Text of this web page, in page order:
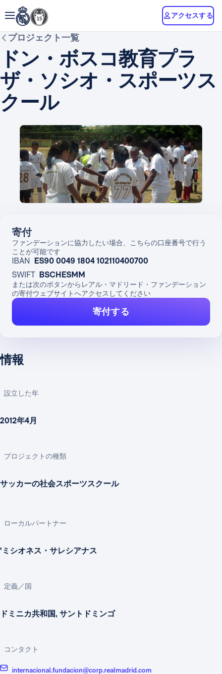
アクセスする
プロジェクト一覧
ドン・ボスコ教育プラ
ザ・ソシオ・スポーツス
クール
情報
設立した年
2012年4月
プロジェクトの種類
サッカーの社会スポーツスクール
ローカルパートナー
'ミシオネス・サレシアナス
定義／国
ドミニカ共和国, サントドミンゴ
コンタクト
internacional.fundacion@corp.realmadrid.com
寄付
ファンデーションに協力したい場合、こちらの口座番号で行う
ことが可能です
IBAN ES90 0049 1804 102110400700
SWIFT BSCHESMM
または次のボタンからレアル・マドリード・ファンデーション
の寄付ウェブサイトへアクセスしてください
寄付する